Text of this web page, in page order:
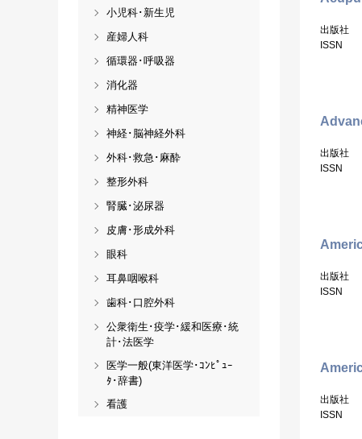
出版社
ISSN
出版社
ISSN
出版社
ISSN
出版社
ISSN
小児科･新生児
産婦人科
循環器･呼吸器
消化器
精神医学
神経･脳神経外科
外科･救急･麻酔
整形外科
腎臓･泌尿器
皮膚･形成外科
眼科
耳鼻咽喉科
歯科･口腔外科
公衆衛生･疫学･緩和医療･統
計･法医学
医学一般(東洋医学･ｺﾝﾋﾟｭｰ
ﾀ･辞書)
看護